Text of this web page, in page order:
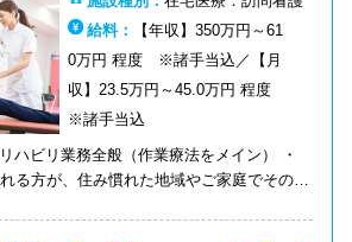
給料：
【年収】350万円～61
0万円 程度 ※諸手当込／【月
収】23.5万円～45.0万円 程度
※諸手当込
ハビリ業務全般（作業療法をメイン） ・
る方が、住み慣れた地域やご家庭でその人